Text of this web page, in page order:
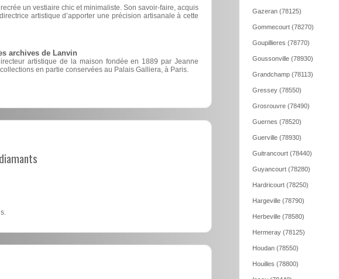
un vestiaire chic et minimaliste. Son savoir-faire, acquis
artistique d’apporter une précision artisanale à cette
archives de Lanvin
artistique de la maison fondée en 1889 par Jeanne
en partie conservées au Palais Galliera, à Paris.
Gazeran (78125)
Gommecourt (78270)
Goupillieres (78770)
Goussonville (78930)
Grandchamp (78113)
Gressey (78550)
Grosrouvre (78490)
Guernes (78520)
Guerville (78930)
Guitrancourt (78440)
Guyancourt (78280)
Hardricourt (78250)
Hargeville (78790)
Herbeville (78580)
Hermeray (78125)
Houdan (78550)
Houilles (78800)